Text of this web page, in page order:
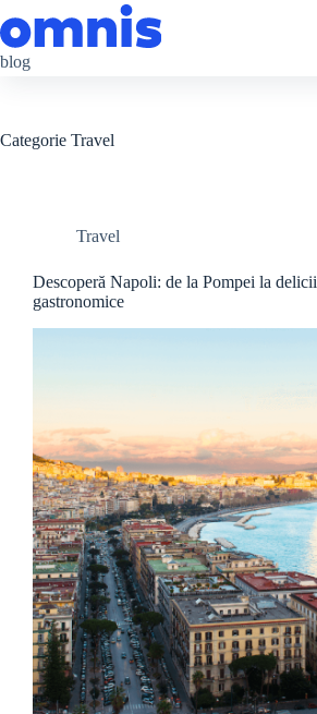
la
conținut
blog
Categorie Travel
Travel
Descoperă Napoli: de la Pompei la delicii
gastronomice